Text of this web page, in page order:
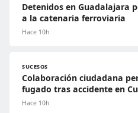
Detenidos en Guadalajara
a la catenaria ferroviaria
Hace 10h
SUCESOS
Colaboración ciudadana
fugado tras accidente en
Hace 10h